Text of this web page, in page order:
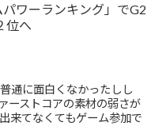
ワーランキング」でG2
位へ
通に面白くなかったしし
ーストコアの素材の弱さが
来てなくてもゲーム参加で